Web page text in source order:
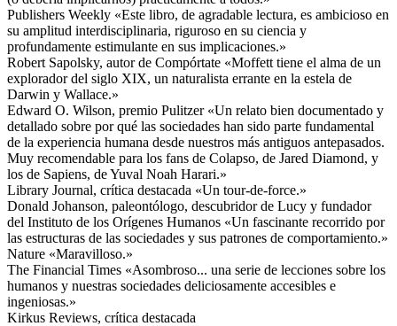
Publishers Weekly «Este libro, de agradable lectura, es ambicioso en
su amplitud interdisciplinaria, riguroso en su ciencia y
profundamente estimulante en sus implicaciones.»
Robert Sapolsky, autor de Compórtate «Moffett tiene el alma de un
explorador del siglo XIX, un naturalista errante en la estela de
Darwin y Wallace.»
Edward O. Wilson, premio Pulitzer «Un relato bien documentado y
detallado sobre por qué las sociedades han sido parte fundamental
de la experiencia humana desde nuestros más antiguos antepasados.
Muy recomendable para los fans de Colapso, de Jared Diamond, y
los de Sapiens, de Yuval Noah Harari.»
Library Journal, crítica destacada «Un tour-de-force.»
Donald Johanson, paleontólogo, descubridor de Lucy y fundador
del Instituto de los Orígenes Humanos «Un fascinante recorrido por
las estructuras de las sociedades y sus patrones de comportamiento.»
Nature «Maravilloso.»
The Financial Times «Asombroso... una serie de lecciones sobre los
humanos y nuestras sociedades deliciosamente accesibles e
ingeniosas.»
Kirkus Reviews, crítica destacada